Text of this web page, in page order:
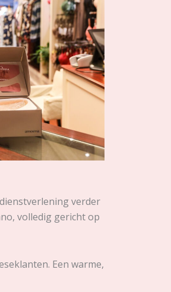
verder
volledig gericht op
Een warme,